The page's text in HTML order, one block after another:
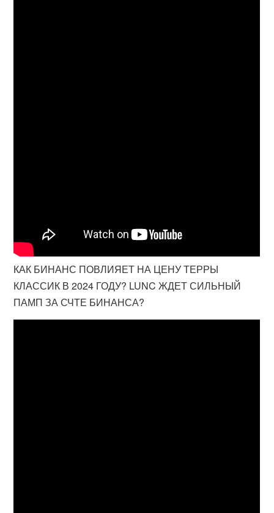
КАК БИНАНС ПОВЛИЯЕТ НА ЦЕНУ ТЕРРЫ
КЛАССИК В 2024 ГОДУ? LUNC ЖДЕТ СИЛЬНЫЙ
ПАМП ЗА СЧТЕ БИНАНСА?